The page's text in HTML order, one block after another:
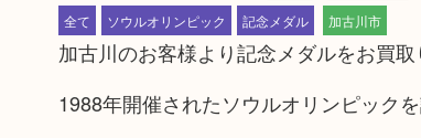
全て
ソウルオリンピック 記念メダル 加古川市
加古川のお客様より記念メダルをお買取
1988年開催されたソウルオリンピック